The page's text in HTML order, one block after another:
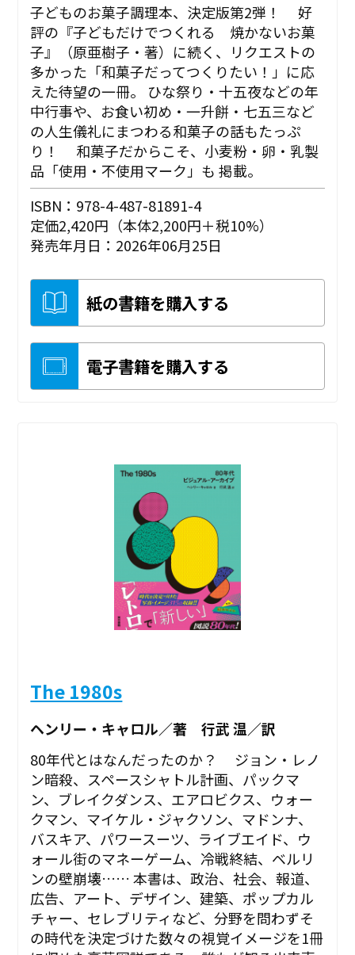
子どものお菓子調理本、決定版第2弾！ 好
評の『子どもだけでつくれる 焼かないお菓
子』（原亜樹子・著）に続く、リクエストの
多かった「和菓子だってつくりたい！」に応
えた待望の一冊。 ひな祭り・十五夜などの年
中行事や、お食い初め・一升餅・七五三など
の人生儀礼にまつわる和菓子の話もたっぷ
り！ 和菓子だからこそ、小麦粉・卵・乳製
品「使用・不使用マーク」も 掲載。
ISBN：978-4-487-81891-4
定価2,420円（本体2,200円＋税10%）
発売年月日：2026年06月25日
紙の書籍を購入する
電子書籍を購入する
The 1980s
ヘンリー・キャロル／著 行武 温／訳
80年代とはなんだったのか？ ジョン・レノ
ン暗殺、スペースシャトル計画、パックマ
ン、ブレイクダンス、エアロビクス、ウォー
クマン、マイケル・ジャクソン、マドンナ、
バスキア、パワースーツ、ライブエイド、ウ
ォール街のマネーゲーム、冷戦終結、ベルリ
ンの壁崩壊…… 本書は、政治、社会、報道、
広告、アート、デザイン、建築、ポップカル
チャー、セレブリティなど、分野を問わずそ
の時代を決定づけた数々の視覚イメージを1冊